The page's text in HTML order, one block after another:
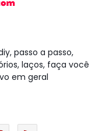
passo a passo,
laços, faça você
em geral